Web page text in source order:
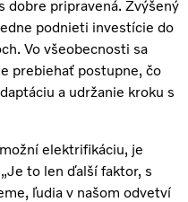
dobre pripravená. Zvýšený
podnieti investície do
Vo všeobecnosti sa
prebiehať postupne, čo
a udržanie kroku s
elektrifikáciu, je
to len ďalší faktor, s
ľudia v našom odvetví